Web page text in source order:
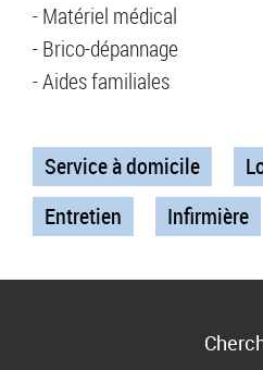
- Matériel médical
- Brico-dépannage
- Aides familiales
Service à domicile
Entretien
Infirmière